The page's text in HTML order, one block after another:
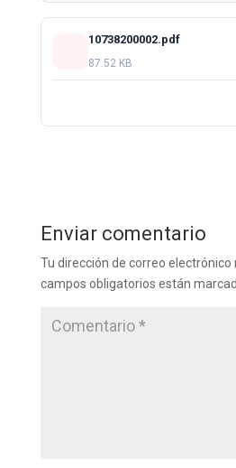
10738200002.pdf
87.52 KB
Enviar comentario
Tu dirección de correo electrónico
campos obligatorios están